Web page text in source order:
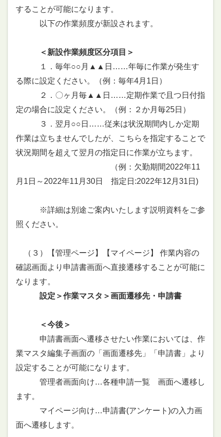
することが可能になります。
以下の作業頻度が新設されます。
＜新設作業頻度区分項目＞
１．毎年○○月▲▲日……年毎に作業が発生す
る際に設定ください。（例：毎年4月1日）
２．〇ヶ月毎▲▲日……定期作業で且つ日付指
定の場合に設定ください。（例：２か月毎25日）
３．翌月○○日……従来は状況期間内しか定期
作業は立ちませんでしたが、こちらを指定することで
状況期間を超えて翌月の指定日に作業が立ちます。
（例：欠勤期間2022年11
月1日～2022年11月30日 指定日:2022年12月31日)
※詳細は別途ご案内いたします説明資料をご参
照ください。
（３）【管理ページ】【マイページ】 作業内容の
確認画面より申請書画面へ直接遷移することが可能に
なります。
設定＞作業マスタ＞画面遷移先・申請書
＜今後＞
申請書画面へ遷移させたい作業においては、作
業マスタ編集子画面の「画面遷移先」「申請書」より
設定することが可能になります。
管理者画面向け…各種申請一覧 画面へ遷移し
ます。
マイページ向け…申請書(アンケート)の入力画
面へ遷移します。